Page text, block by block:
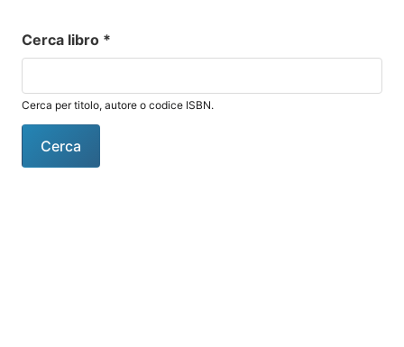
Cerca libro *
Cerca per titolo, autore o codice ISBN.